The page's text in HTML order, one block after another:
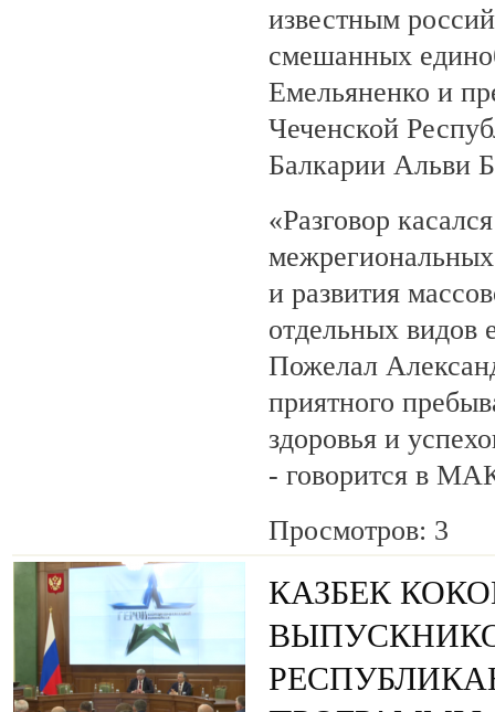
известным
смешанных
Емельяненко и
Чеченской
Балкарии Альви
«Разговор
и развития
отдельных видов
Пожелал
приятного
здоровья и
- говорится в
Просмотров: 3
КАЗБЕК